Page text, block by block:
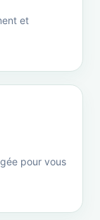
et
pour vous